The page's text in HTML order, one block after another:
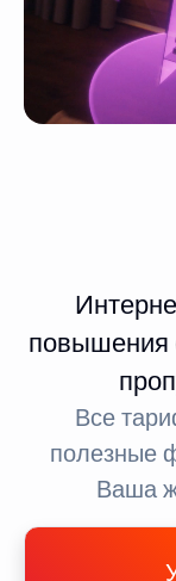
повышения
Все
полезные
Ваша